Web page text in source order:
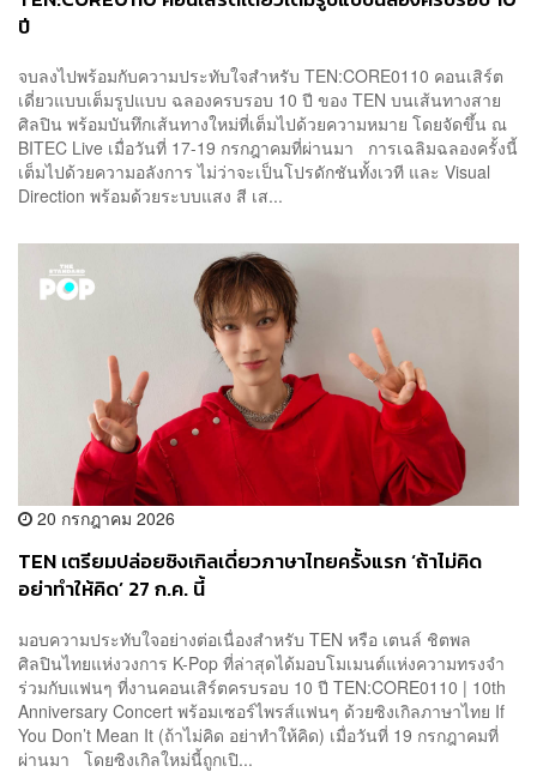
ปี
จบลงไปพร้อมกับความประทับใจสำหรับ TEN:CORE0110 คอนเสิร์ต
เดี่ยวแบบเต็มรูปแบบ ฉลองครบรอบ 10 ปี ของ TEN บนเส้นทางสาย
ศิลปิน พร้อมบันทึกเส้นทางใหม่ที่เต็มไปด้วยความหมาย โดยจัดขึ้น ณ
BITEC Live เมื่อวันที่ 17-19 กรกฎาคมที่ผ่านมา การเฉลิมฉลองครั้งนี้
เต็มไปด้วยความอลังการ ไม่ว่าจะเป็นโปรดักชันทั้งเวที และ Visual
Direction พร้อมด้วยระบบแสง สี เส...
20 กรกฎาคม 2026
TEN เตรียมปล่อยซิงเกิลเดี่ยวภาษาไทยครั้งแรก ‘ถ้าไม่คิด
อย่าทำให้คิด’ 27 ก.ค. นี้
มอบความประทับใจอย่างต่อเนื่องสำหรับ TEN หรือ เตนล์ ชิตพล
ศิลปินไทยแห่งวงการ K-Pop ที่ล่าสุดได้มอบโมเมนต์แห่งความทรงจำ
ร่วมกับแฟนๆ ที่งานคอนเสิร์ตครบรอบ 10 ปี TEN:CORE0110 | 10th
Anniversary Concert พร้อมเซอร์ไพรส์แฟนๆ ด้วยซิงเกิลภาษาไทย If
You Don’t Mean It (ถ้าไม่คิด อย่าทำให้คิด) เมื่อวันที่ 19 กรกฎาคมที่
ผ่านมา โดยซิงเกิลใหม่นี้ถูกเปิ...